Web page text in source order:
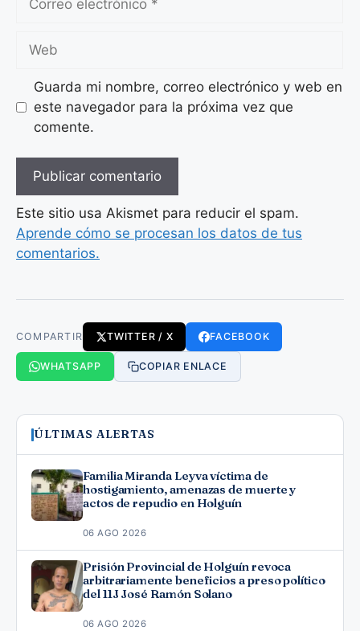
electrónico
Guarda mi nombre, correo electrónico y web en
este navegador para la próxima vez que
comente.
Este sitio usa Akismet para reducir el spam.
Aprende cómo se procesan los datos de tus
comentarios.
COMPARTIR TWITTER / X FACEBOOK
WHATSAPP COPIAR ENLACE
ÚLTIMAS ALERTAS
Familia Miranda Leyva víctima de
hostigamiento, amenazas de muerte y
actos de repudio en Holguín
06 AGO 2026
Prisión Provincial de Holguín revoca
arbitrariamente beneficios a preso político
del 11J José Ramón Solano
06 AGO 2026